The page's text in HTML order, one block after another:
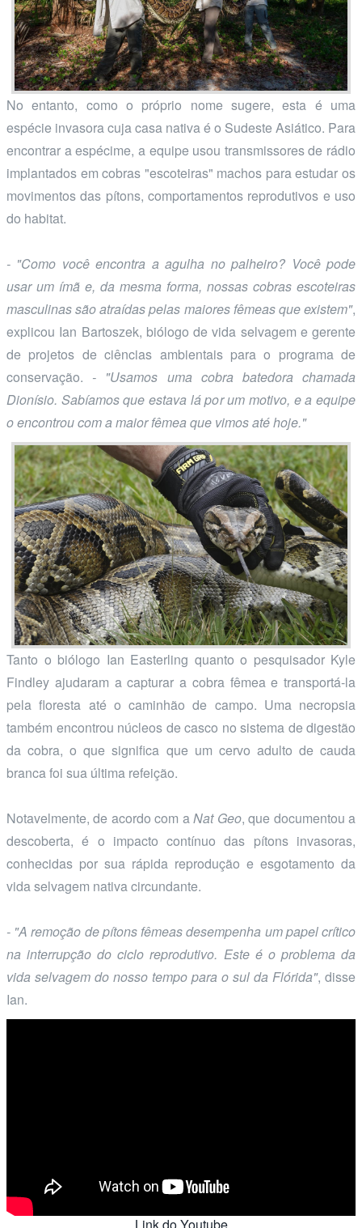
No entanto, como o próprio nome sugere, esta é uma
espécie invasora cuja casa nativa é o Sudeste Asiático. Para
encontrar a espécime, a equipe usou transmissores de rádio
implantados em cobras "escoteiras" machos para estudar os
movimentos das pítons, comportamentos reprodutivos e uso
do habitat.
- "Como você encontra a agulha no palheiro? Você pode
usar um ímã e, da mesma forma, nossas cobras escoteiras
masculinas são atraídas pelas maiores fêmeas que existem",
explicou Ian Bartoszek, biólogo de vida selvagem e gerente
de projetos de ciências ambientais para o programa de
conservação. - "Usamos uma cobra batedora chamada
Dionísio. Sabíamos que estava lá por um motivo, e a equipe
o encontrou com a maior fêmea que vimos até hoje."
Tanto o biólogo Ian Easterling quanto o pesquisador Kyle
Findley ajudaram a capturar a cobra fêmea e transportá-la
pela floresta até o caminhão de campo. Uma necropsia
também encontrou núcleos de casco no sistema de digestão
da cobra, o que significa que um cervo adulto de cauda
branca foi sua última refeição.
Notavelmente, de acordo com aNat Geo, que documentou a
descoberta, é o impacto contínuo das pítons invasoras,
conhecidas por sua rápida reprodução e esgotamento da
vida selvagem nativa circundante.
- "A remoção de pítons fêmeas desempenha um papel crítico
na interrupção do ciclo reprodutivo. Este é o problema da
vida selvagem do nosso tempo para o sul da Flórida", disse
Ian.
Link do Youtube